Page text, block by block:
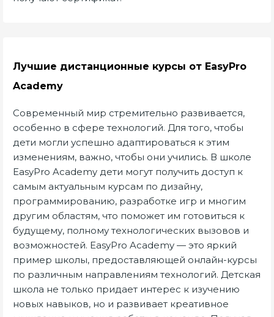
Лучшие дистанционные курсы от EasyPro
Academy
Современный мир стремительно развивается,
особенно в сфере технологий. Для того, чтобы
дети могли успешно адаптироваться к этим
изменениям, важно, чтобы они учились. В школе
EasyPro Academy дети могут получить доступ к
самым актуальным курсам по дизайну,
программированию, разработке игр и многим
другим областям, что поможет им готовиться к
будущему, полному технологических вызовов и
возможностей. EasyPro Academy — это яркий
пример школы, предоставляющей онлайн-курсы
по различным направлениям технологий. Детская
школа не только придает интерес к изучению
новых навыков, но и развивает креативное